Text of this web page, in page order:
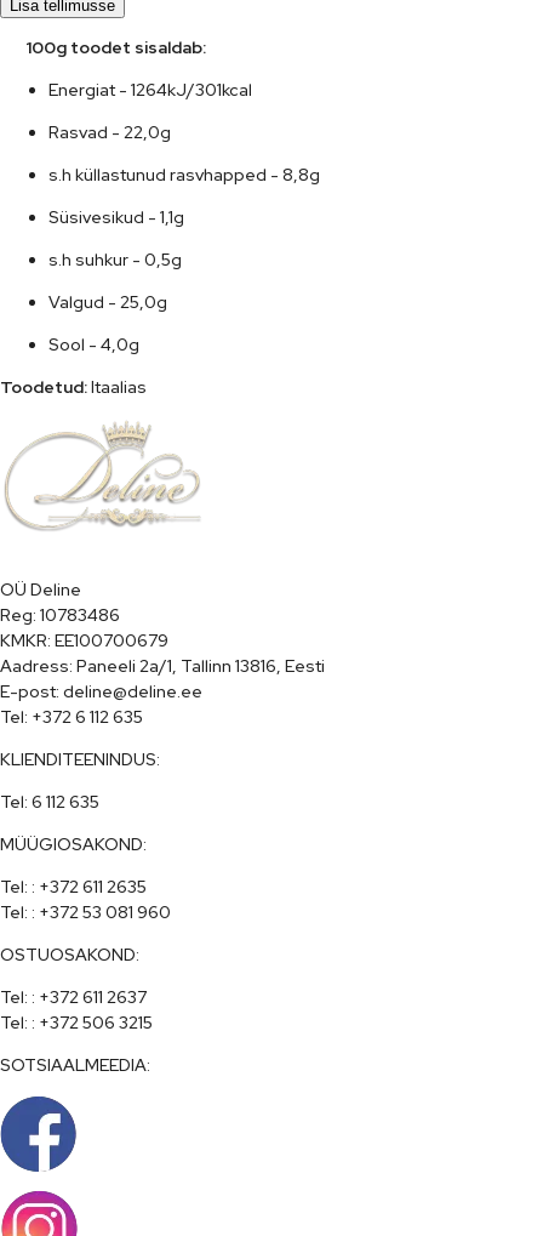
Lisa tellimusse
      100g toodet sisaldab:
Energiat - 1264kJ/301kcal
Rasvad - 22,0g
s.h küllastunud rasvhapped - 8,8g
Süsivesikud - 1,1g
s.h suhkur - 0,5g
Valgud - 25,0g
Sool - 4,0g
Toodetud: Itaalias
OÜ Deline
Reg: 10783486
KMKR: EE100700679
Aadress: Paneeli 2a/1, Tallinn 13816, Eesti
E-post: deline@deline.ee
Tel: +372 6 112 635
KLIENDITEENINDUS:
Tel: 6 112 635
MÜÜGIOSAKOND:
Tel: : +372 611 2635
Tel: : +372 53 081 960
OSTUOSAKOND:
Tel: : +372 611 2637
Tel: : +372 506 3215
SOTSIAALMEEDIA: